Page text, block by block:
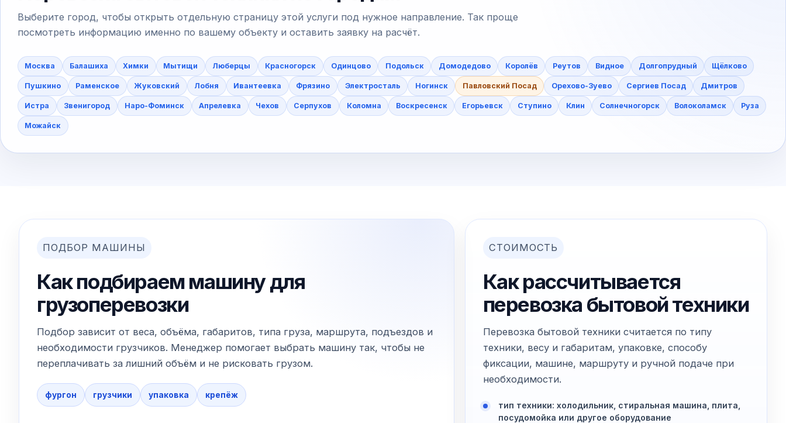
Выберите город, чтобы открыть отдельную страницу этой услуги под нужное направление. Так проще
посмотреть информацию именно по вашему объекту и оставить заявку на расчёт.
Москва Балашиха Химки Мытищи Люберцы Красногорск Одинцово Подольск Домодедово Королёв Реутов Видное Долгопрудный Щёлково
Пушкино Раменское Жуковский Лобня Ивантеевка Фрязино Электросталь Ногинск Павловский Посад Орехово-Зуево Сергиев Посад Дмитров
Истра Звенигород Наро-Фоминск Апрелевка Чехов Серпухов Коломна Воскресенск Егорьевск Ступино Клин Солнечногорск Волоколамск Руза
Можайск
ПОДБОР МАШИНЫ
Как подбираем машину для
грузоперевозки
Подбор зависит от веса, объёма, габаритов, типа груза, маршрута, подъездов и
необходимости грузчиков. Менеджер помогает выбрать машину так, чтобы не
переплачивать за лишний объём и не рисковать грузом.
фургон грузчики упаковка крепёж
СТОИМОСТЬ
Как рассчитывается
перевозка бытовой техники
Перевозка бытовой техники считается по типу
техники, весу и габаритам, упаковке, способу
фиксации, машине, маршруту и ручной подаче при
необходимости.
тип техники: холодильник, стиральная машина, плита,
посудомойка или другое оборудование